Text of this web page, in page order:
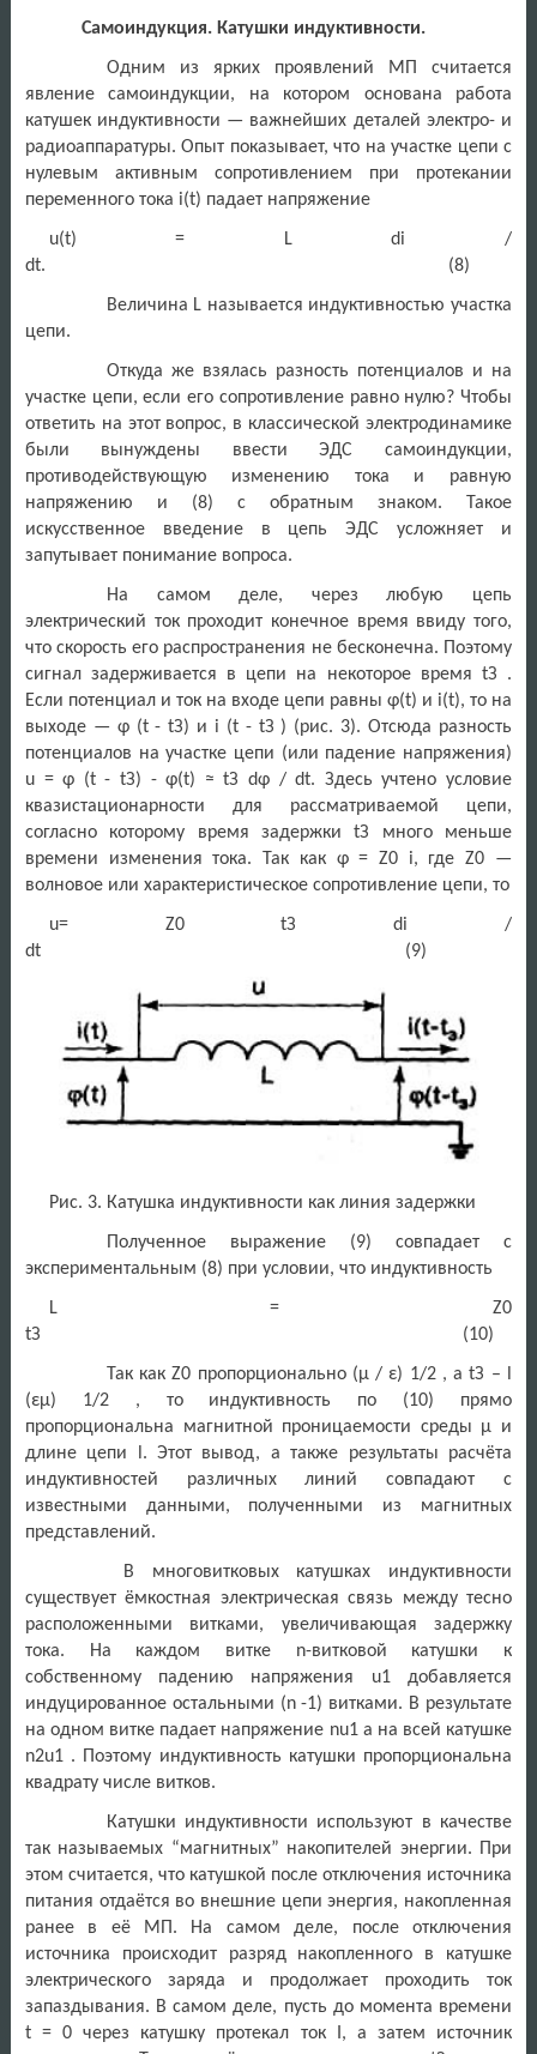
Самоиндукция. Катушки индуктивности.
Одним из ярких проявлений МП считается
явление самоиндукции, на котором основана работа
катушек индуктивности — важнейших деталей электро- и
радиоаппаратуры. Опыт показывает, что на участке цепи с
нулевым активным сопротивлением при протекании
переменного тока i(t) падает напряжение
u(t) = L di /
dt. (8)
Величина L называется индуктивностью участка
цепи.
Откуда же взялась разность потенциалов и на
участке цепи, если его сопротивление равно нулю? Чтобы
ответить на этот вопрос, в классической электродинамике
были вынуждены ввести ЭДС самоиндукции,
противодействующую изменению тока и равную
напряжению и (8) с обратным знаком. Такое
искусственное введение в цепь ЭДС усложняет и
запутывает понимание вопроса.
На самом деле, через любую цепь
электрический ток проходит конечное время ввиду того,
что скорость его распространения не бесконечна. Поэтому
сигнал задерживается в цепи на некоторое время tЗ .
Если потенциал и ток на входе цепи равны φ(t) и i(t), то на
выходе — φ (t - tЗ) и i (t - tЗ ) (рис. 3). Отсюда разность
потенциалов на участке цепи (или падение напряжения)
u = φ (t - tЗ) - φ(t) ≈ tЗ dφ / dt. Здесь учтено условие
квазистационарности для рассматриваемой цепи,
согласно которому время задержки tЗ много меньше
времени изменения тока. Так как φ = Z0 i, где Z0 —
волновое или характеристическое сопротивление цепи, то
u= Z0 tЗ di /
dt (9)
Рис. 3. Катушка индуктивности как линия задержки
Полученное выражение (9) совпадает с
экспериментальным (8) при условии, что индуктивность
L = Z0
tЗ (10)
Так как Z0 пропорционально (μ / ε) 1/2 , a tЗ – l
(εμ) 1/2 , то индуктивность по (10) прямо
пропорциональна магнитной проницаемости среды μ и
длине цепи l. Этот вывод, а также результаты расчёта
индуктивностей различных линий совпадают с
известными данными, полученными из магнитных
представлений.
В многовитковых катушках индуктивности
существует ёмкостная электрическая связь между тесно
расположенными витками, увеличивающая задержку
тока. На каждом витке n-витковой катушки к
собственному падению напряжения u1 добавляется
индуцированное остальными (n -1) витками. В результате
на одном витке падает напряжение nu1 а на всей катушке
n2u1 . Поэтому индуктивность катушки пропорциональна
квадрату числе витков.
Катушки индуктивности используют в качестве
так называемых “магнитных” накопителей энергии. При
этом считается, что катушкой после отключения источника
питания отдаётся во внешние цепи энергия, накопленная
ранее в её МП. На самом деле, после отключения
источника происходит разряд накопленного в катушке
электрического заряда и продолжает проходить ток
запаздывания. В самом деле, пусть до момента времени
t = 0 через катушку протекал ток I, а затем источник